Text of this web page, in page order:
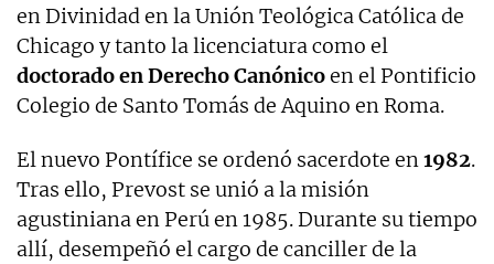
en Divinidad en la Unión Teológica Católica de
Chicago y tanto la licenciatura como el
doctorado en Derecho Canónicoen el Pontificio
Colegio de Santo Tomás de Aquino en Roma.
El nuevo Pontífice se ordenó sacerdote en1982.
Tras ello, Prevost se unió a la misión
agustiniana en Perú en 1985. Durante su tiempo
allí, desempeñó el cargo de canciller de la